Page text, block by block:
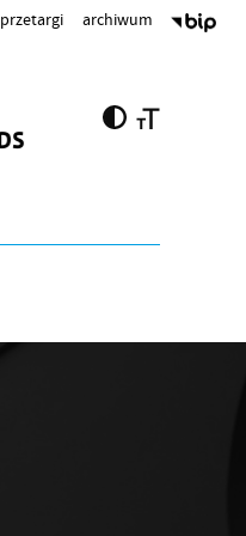
przetargi archiwum